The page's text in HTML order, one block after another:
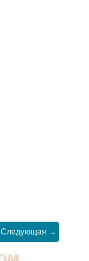
Следующая →